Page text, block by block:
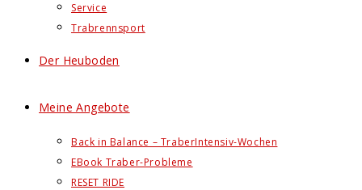
Service
Trabrennsport
Der Heuboden
Meine Angebote
Back in Balance – TraberIntensiv-Wochen
EBook Traber-Probleme
RESET RIDE